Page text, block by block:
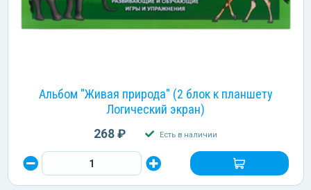
Альбом "Живая природа" (2 блок к планшету
Логический экран)
268 ₽ Есть в наличии